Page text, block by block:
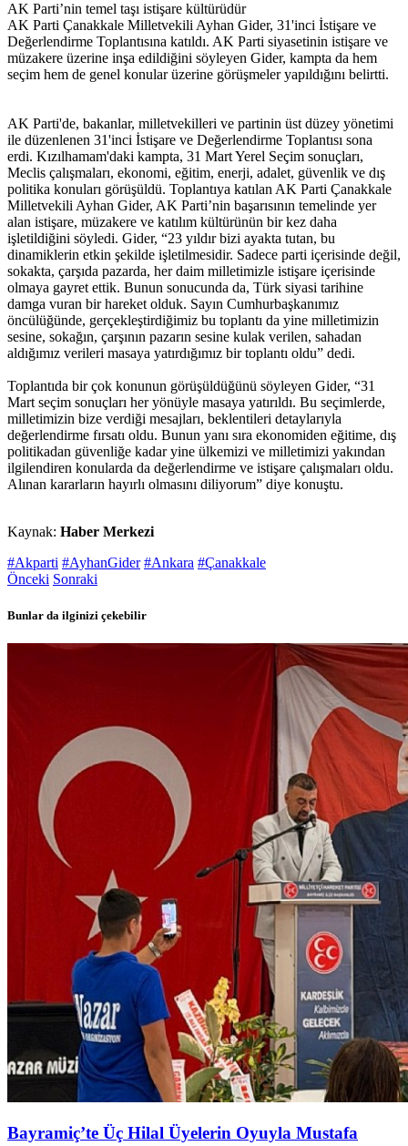
AK Parti’nin temel taşı istişare kültürüdür
AK Parti Çanakkale Milletvekili Ayhan Gider, 31'inci İstişare ve
Değerlendirme Toplantısına katıldı. AK Parti siyasetinin istişare ve
müzakere üzerine inşa edildiğini söyleyen Gider, kampta da hem
seçim hem de genel konular üzerine görüşmeler yapıldığını belirtti.
AK Parti'de, bakanlar, milletvekilleri ve partinin üst düzey yönetimi
ile düzenlenen 31'inci İstişare ve Değerlendirme Toplantısı sona
erdi. Kızılhamam'daki kampta, 31 Mart Yerel Seçim sonuçları,
Meclis çalışmaları, ekonomi, eğitim, enerji, adalet, güvenlik ve dış
politika konuları görüşüldü. Toplantıya katılan AK Parti Çanakkale
Milletvekili Ayhan Gider, AK Parti’nin başarısının temelinde yer
alan istişare, müzakere ve katılım kültürünün bir kez daha
işletildiğini söyledi. Gider, “23 yıldır bizi ayakta tutan, bu
dinamiklerin etkin şekilde işletilmesidir. Sadece parti içerisinde değil,
sokakta, çarşıda pazarda, her daim milletimizle istişare içerisinde
olmaya gayret ettik. Bunun sonucunda da, Türk siyasi tarihine
damga vuran bir hareket olduk. Sayın Cumhurbaşkanımız
öncülüğünde, gerçekleştirdiğimiz bu toplantı da yine milletimizin
sesine, sokağın, çarşının pazarın sesine kulak verilen, sahadan
aldığımız verileri masaya yatırdığımız bir toplantı oldu” dedi.
Toplantıda bir çok konunun görüşüldüğünü söyleyen Gider, “31
Mart seçim sonuçları her yönüyle masaya yatırıldı. Bu seçimlerde,
milletimizin bize verdiği mesajları, beklentileri detaylarıyla
değerlendirme fırsatı oldu. Bunun yanı sıra ekonomiden eğitime, dış
politikadan güvenliğe kadar yine ülkemizi ve milletimizi yakından
ilgilendiren konularda da değerlendirme ve istişare çalışmaları oldu.
Alınan kararların hayırlı olmasını diliyorum” diye konuştu.
Kaynak: Haber Merkezi
#Akparti #AyhanGider #Ankara #Çanakkale
Önceki Sonraki
Bunlar da ilginizi çekebilir
Bayramiç’te Üç Hilal Üyelerin Oyuyla Mustafa